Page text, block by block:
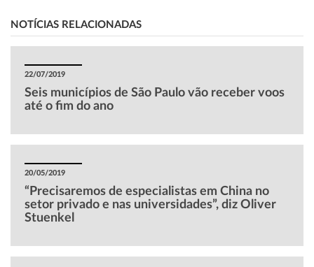
NOTÍCIAS RELACIONADAS
22/07/2019
Seis municípios de São Paulo vão receber voos
até o fim do ano
20/05/2019
“Precisaremos de especialistas em China no
setor privado e nas universidades”, diz Oliver
Stuenkel